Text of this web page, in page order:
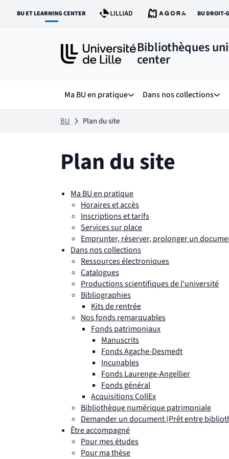
LIEN VERS LE SITE :
BU ET LEARNING CENTER BU DROIT-
Bibliothèques
center
Ma BU en pratiqueSous menu de Ma BU en
Dans nos collections
BU Plan du site
Plan du site
Ma BU en pratique
Horaires et accès
Inscriptions et tarifs
Services sur place
Emprunter, réserver, prolonger un
Dans nos collections
Ressources électroniques
Catalogues
Productions scientifiques de l'université
Bibliographies
Kits de rentrée
Nos fonds remarquables
Fonds patrimoniaux
Manuscrits
Fonds Agache-Desmedt
Incunables
Fonds Laurenge-Angellier
Fonds général
Acquisitions CollEx
Bibliothèque numérique patrimoniale
Demander un document (Prêt entre
Être accompagné
Pour mes études
Pour ma thèse